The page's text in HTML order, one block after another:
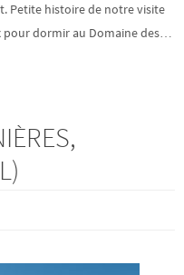
Petite histoire de notre visite
pour dormir au Domaine des…